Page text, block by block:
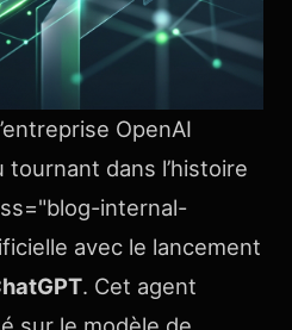
OpenAI
dans l’histoire
internal-
avec le lancement
. Cet agent